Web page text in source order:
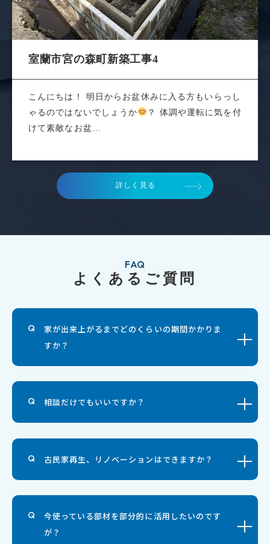
室蘭市宮の森町新築工事4
こんにちは！ 明日からお盆休みに入る方もいらっし
ゃるのではないでしょうか
？ 体調や運転に気を付
けて素敵なお盆...
詳しく見る
FAQ
よくあるご質問
家が出来上がるまでどのくらいの期間かかりま
すか？
相談だけでもいいですか？
古民家再生、リノベーションはできますか？
今使っている部材を部分的に活用したいのです
が？